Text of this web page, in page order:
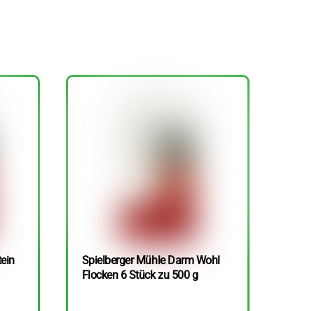
Spielberger Mühle Darm Wohl
Flocken 6 Stück zu 500 g